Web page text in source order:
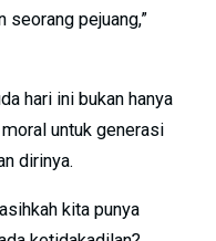
seorang pejuang,”
hari ini bukan hanya
untuk generasi
dirinya.
kita punya